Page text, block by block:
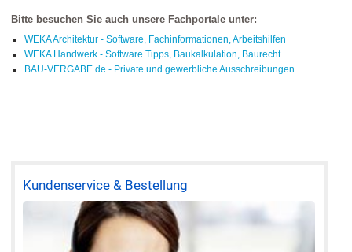
Bitte besuchen Sie auch unsere Fachportale unter:
WEKA Architektur - Software, Fachinformationen, Arbeitshilfen
WEKA Handwerk - Software Tipps, Baukalkulation, Baurecht
BAU-VERGABE.de - Private und gewerbliche Ausschreibungen
Kundenservice & Bestellung